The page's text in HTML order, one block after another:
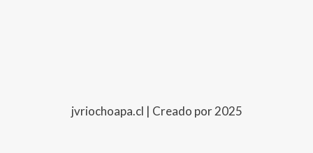
jvriochoapa.cl | Creado por 2025